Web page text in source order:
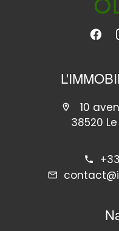
10
38520